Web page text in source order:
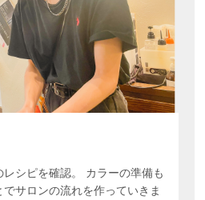
シピを確認。 カラーの準備も
サロンの流れを作っていきま